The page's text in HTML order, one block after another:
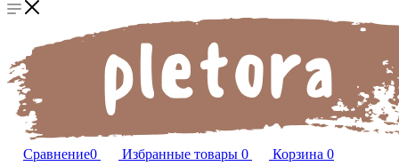
Сравнение0 Избранные товары 0 Корзина 0